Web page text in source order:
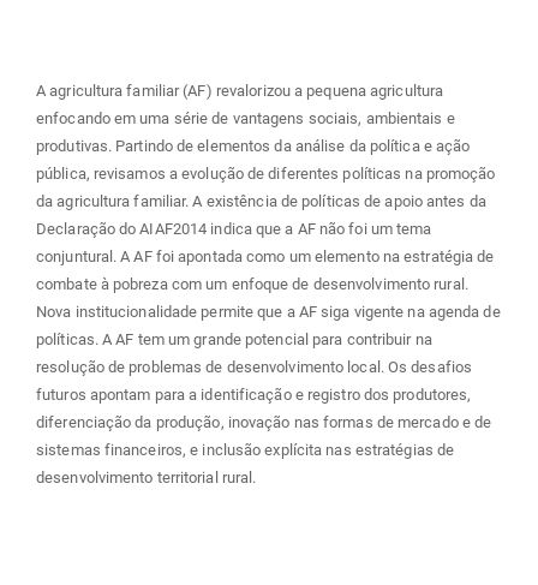
A agricultura familiar (AF) revalorizou a pequena agricultura
enfocando em uma série de vantagens sociais, ambientais e
produtivas. Partindo de elementos da análise da política e ação
pública, revisamos a evolução de diferentes políticas na promoção
da agricultura familiar. A existência de políticas de apoio antes da
Declaração do AIAF2014 indica que a AF não foi um tema
conjuntural. A AF foi apontada como um elemento na estratégia de
combate à pobreza com um enfoque de desenvolvimento rural.
Nova institucionalidade permite que a AF siga vigente na agenda de
políticas. A AF tem um grande potencial para contribuir na
resolução de problemas de desenvolvimento local. Os desafios
futuros apontam para a identificação e registro dos produtores,
diferenciação da produção, inovação nas formas de mercado e de
sistemas financeiros, e inclusão explícita nas estratégias de
desenvolvimento territorial rural.